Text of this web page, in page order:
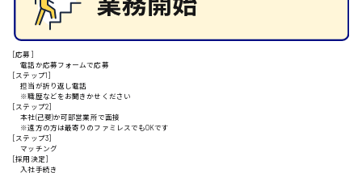
安芸郡
日給10000円以上
[応募]
電話か応募フォームで応募
[ステップ1]
担当が折り返し電話
※職歴などをお聞きかせください
[ステップ2]
本社(己斐)か可部営業所で面接
※遠方の方は最寄りのファミレスでもOKです
[ステップ3]
マッチング
[採用決定]
入社手続き